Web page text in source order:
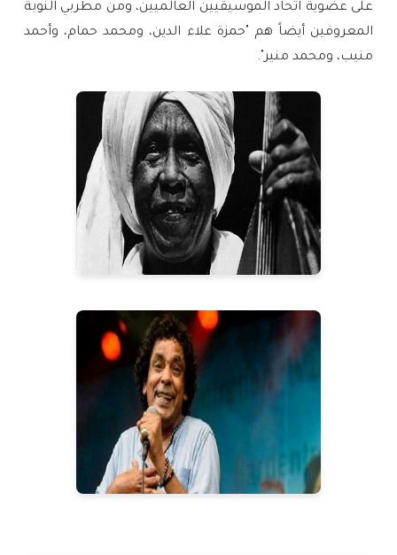
على عضوية اتحاد الموسيقيين العالميين، ومن مطربي النوبة
المعروفين أيضاً هم "حمزة علاء الدين، ومحمد حمام، وأحمد
منيب، ومحمد منير".